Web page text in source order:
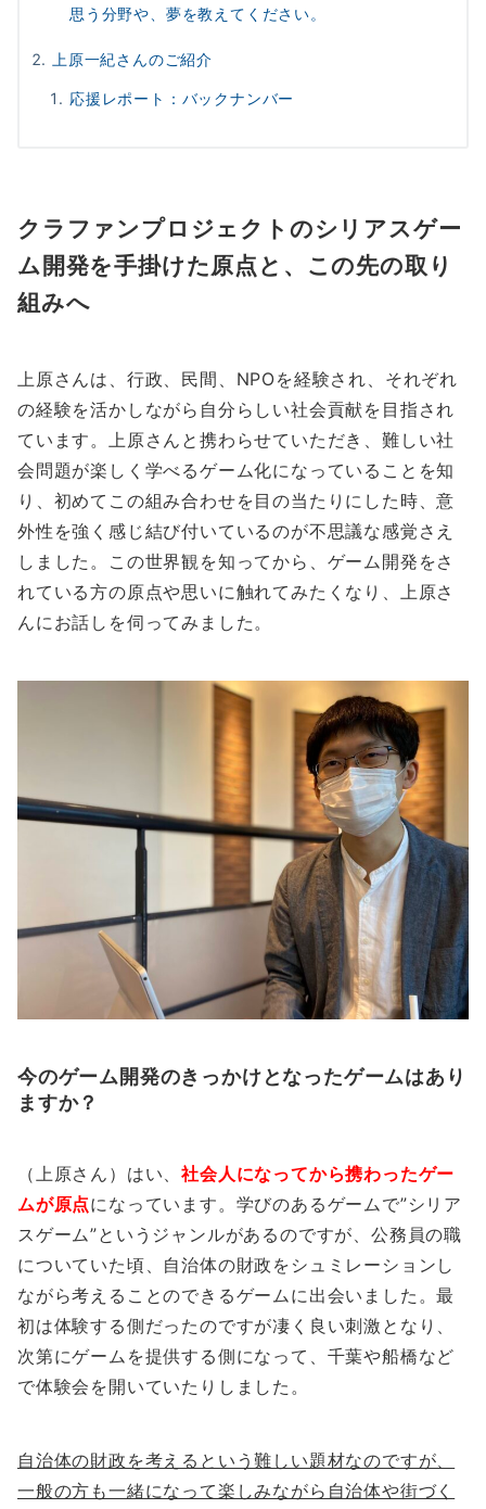
思う分野や、夢を教えてください。
上原一紀さんのご紹介
応援レポート：バックナンバー
クラファンプロジェクトのシリアスゲー
ム開発を手掛けた原点と、この先の取り
組みへ
上原さんは、行政、民間、NPOを経験され、それぞれ
の経験を活かしながら自分らしい社会貢献を目指され
ています。上原さんと携わらせていただき、難しい社
会問題が楽しく学べるゲーム化になっていることを知
り、初めてこの組み合わせを目の当たりにした時、意
外性を強く感じ結び付いているのが不思議な感覚さえ
しました。この世界観を知ってから、ゲーム開発をさ
れている方の原点や思いに触れてみたくなり、上原さ
んにお話しを伺ってみました。
今のゲーム開発のきっかけとなったゲームはあり
ますか？
（上原さん）はい、社会人になってから携わったゲー
ムが原点になっています。学びのあるゲームで”シリア
スゲーム”というジャンルがあるのですが、公務員の職
についていた頃、自治体の財政をシュミレーションし
ながら考えることのできるゲームに出会いました。最
初は体験する側だったのですが凄く良い刺激となり、
次第にゲームを提供する側になって、千葉や船橋など
で体験会を開いていたりしました。
自治体の財政を考えるという難しい題材なのですが、
一般の方も一緒になって楽しみながら自治体や街づく